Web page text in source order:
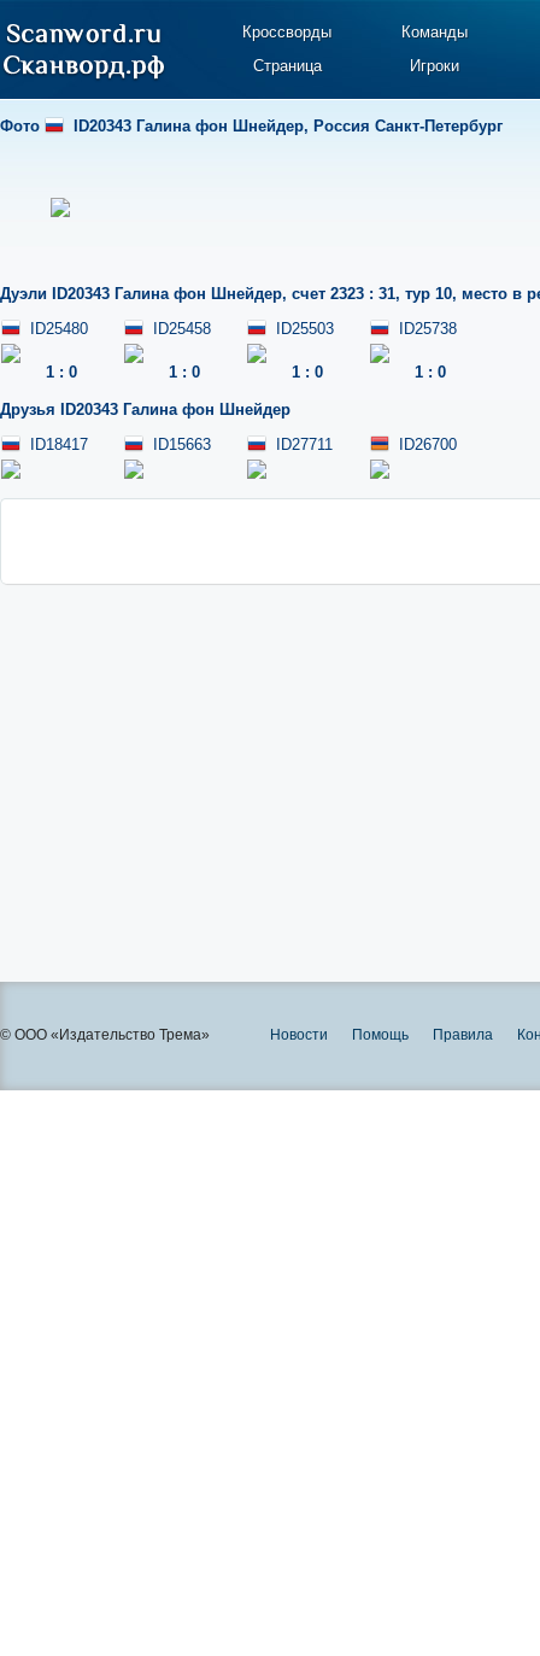
Кроссворды
Команды
Страница
Игроки
Фото ID20343 Галина фон Шнейдер, Россия Санкт-Петербург
Дуэли ID20343 Галина фон Шнейдер, счет 2323 : 31, тур 10, место в
ID25480
1 : 0
ID25458
1 : 0
ID25503
1 : 0
ID25738
1 : 0
Друзья
ID20343 Галина фон Шнейдер
ID18417
ID15663 ID27711 ID26700
© ООО «Издательство Трема» Новости Помощь Правила